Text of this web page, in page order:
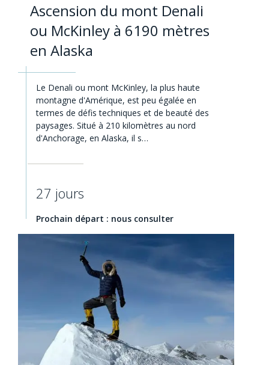
Ascension du mont Denali
ou McKinley à 6190 mètres
en Alaska
Le Denali ou mont McKinley, la plus haute
montagne d'Amérique, est peu égalée en
termes de défis techniques et de beauté des
paysages. Situé à 210 kilomètres au nord
d'Anchorage, en Alaska, il s…
27 jours
Prochain départ : nous consulter